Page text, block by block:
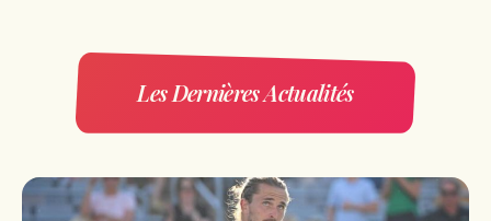
Les Dernières Actualités